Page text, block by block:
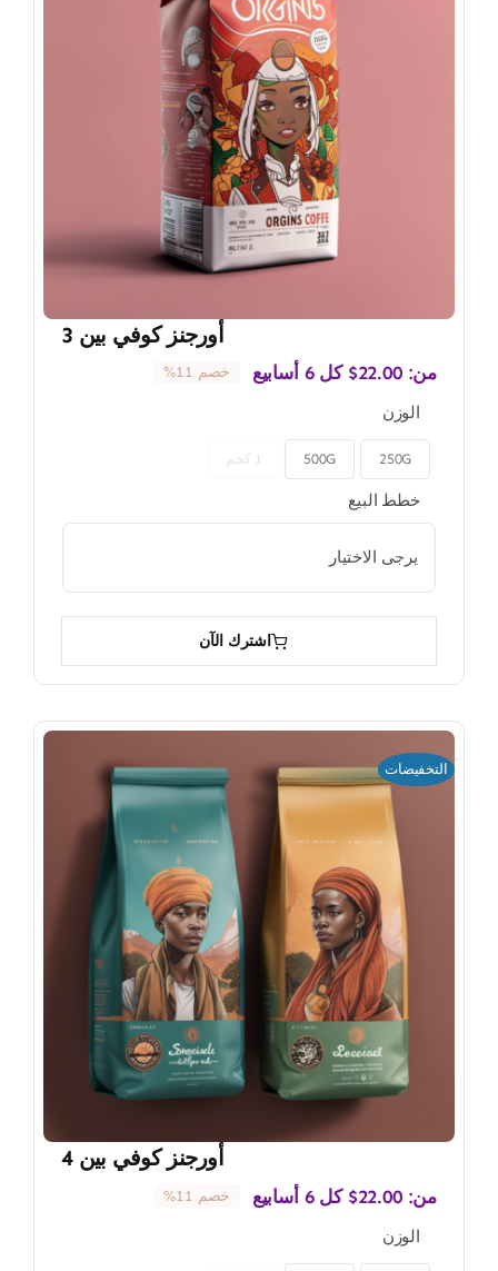
أورجنز كوفي بين 3
من: $22.00 كل 6 أسابيع خصم 11%
الوزن
250G
500G 1 كجم
خطط البيع

اشترك الآن
التخفيضات
أورجنز كوفي بين 4
من: $22.00 كل 6 أسابيع خصم 11%
الوزن